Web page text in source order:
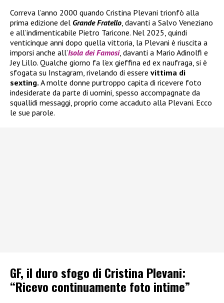
Correva l’anno 2000 quando Cristina Plevani trionfò alla
prima edizione del Grande Fratello , davanti a Salvo Veneziano
e all’indimenticabile Pietro Taricone. Nel 2025, quindi
venticinque anni dopo quella vittoria, la Plevani è riuscita a
imporsi anche all’Isola dei Famosi, davanti a Mario Adinolfi e
Jey Lillo. Qualche giorno fa l’ex gieffina ed ex naufraga, si è
sfogata su Instagram, rivelando di essere vittima di
sexting. A molte donne purtroppo capita di ricevere foto
indesiderate da parte di uomini, spesso accompagnate da
squallidi messaggi, proprio come accaduto alla Plevani. Ecco
le sue parole.
GF, il duro sfogo di Cristina Plevani:
“Ricevo continuamente foto intime”